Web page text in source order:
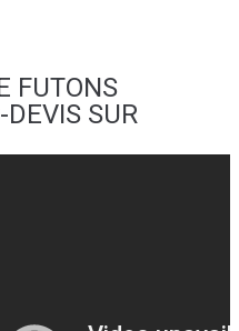
FUTONS
SUR